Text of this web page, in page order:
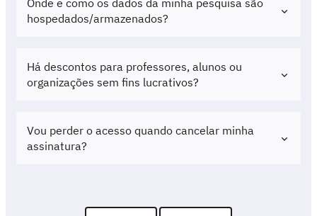
Onde e como os dados da minha pesquisa são
hospedados/armazenados?
Há descontos para professores, alunos ou
organizações sem fins lucrativos?
Vou perder o acesso quando cancelar minha
assinatura?